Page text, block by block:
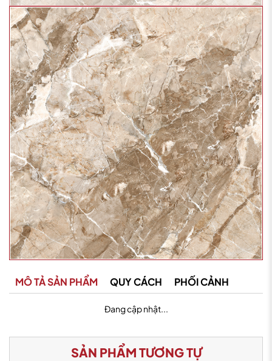
MÔ TẢ SẢN PHẨM QUY CÁCH PHỐI CẢNH
Đang cập nhật...
SẢN PHẨM TƯƠNG TỰ